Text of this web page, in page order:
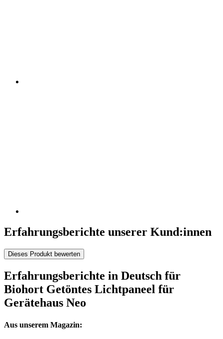
Erfahrungsberichte unserer Kund:innen
Dieses Produkt bewerten
Erfahrungsberichte in Deutsch für
Biohort Getöntes Lichtpaneel für
Gerätehaus Neo
Aus unserem Magazin: